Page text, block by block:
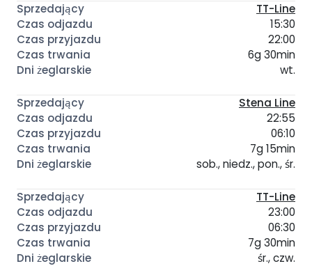
TT-Line
15:30
22:00
6g 30min
wt.
Stena Line
22:55
06:10
7g 15min
sob., niedz., pon., śr.
TT-Line
23:00
06:30
7g 30min
śr., czw.